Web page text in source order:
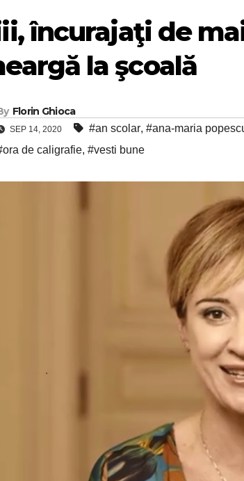
încurajaţi de
la şcoală
Florin Ghioca
SEP 14, 2020 #an scolar, #ana-maria
de caligrafie, #vesti bune